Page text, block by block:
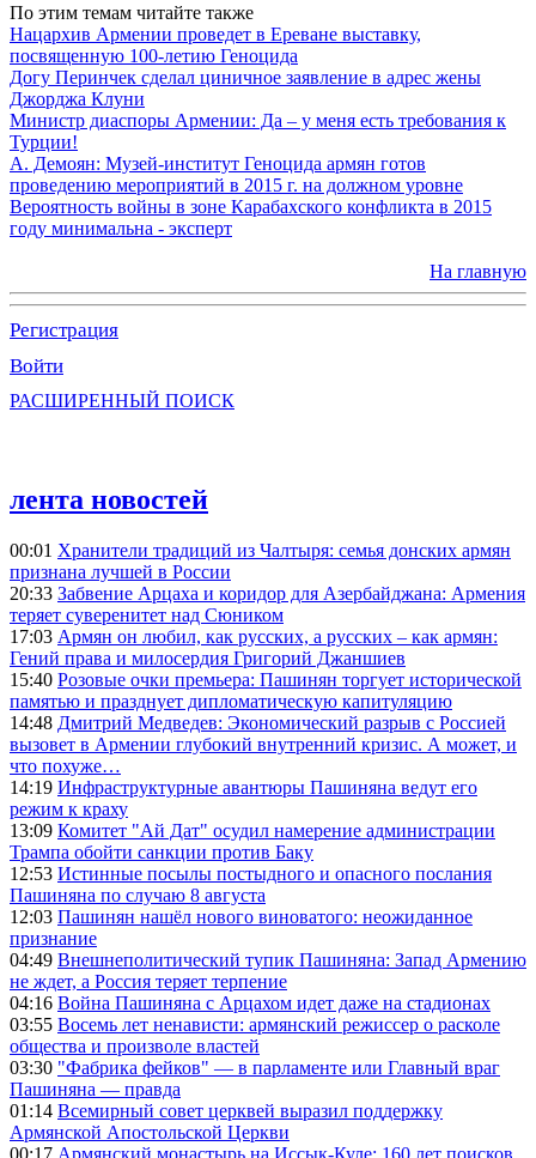
По этим темам читайте также
Нацархив Армении проведет в Ереване выставку,
посвященную 100-летию Геноцида
Догу Перинчек сделал циничное заявление в адрес жены
Джорджа Клуни
Министр диаспоры Армении: Да – у меня есть требования к
Турции!
А. Демоян: Музей-институт Геноцида армян готов
проведению мероприятий в 2015 г. на должном уровне
Вероятность войны в зоне Карабахского конфликта в 2015
году минимальна - эксперт
На главную
Регистрация
Войти
РАСШИРЕННЫЙ ПОИСК
лента новостей
00:01 Хранители традиций из Чалтыря: семья донских армян
признана лучшей в России
20:33 Забвение Арцаха и коридор для Азербайджана: Армения
теряет суверенитет над Сюником
17:03 Армян он любил, как русских, а русских – как армян:
Гений права и милосердия Григорий Джаншиев
15:40 Розовые очки премьера: Пашинян торгует исторической
памятью и празднует дипломатическую капитуляцию
14:48 Дмитрий Медведев: Экономический разрыв с Россией
вызовет в Армении глубокий внутренний кризис. А может, и
что похуже…
14:19 Инфраструктурные авантюры Пашиняна ведут его
режим к краху
13:09 Комитет "Ай Дат" осудил намерение администрации
Трампа обойти санкции против Баку
12:53 Истинные посылы постыдного и опасного послания
Пашиняна по случаю 8 августа
12:03 Пашинян нашёл нового виноватого: неожиданное
признание
04:49 Внешнеполитический тупик Пашиняна: Запад Армению
не ждет, а Россия теряет терпение
04:16 Война Пашиняна с Арцахом идет даже на стадионах
03:55 Восемь лет ненависти: армянский режиссер о расколе
общества и произволе властей
03:30 "Фабрика фейков" — в парламенте или Главный враг
Пашиняна — правда
01:14 Всемирный совет церквей выразил поддержку
Армянской Апостольской Церкви
00:17 Армянский монастырь на Иссык-Куле: 160 лет поисков